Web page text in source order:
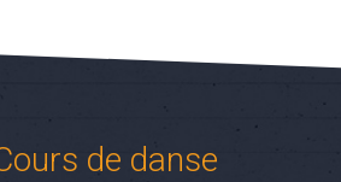
de danse